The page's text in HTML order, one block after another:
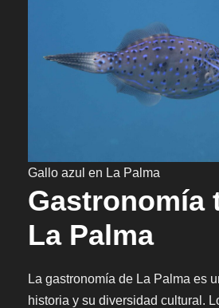
Gallo azul en La Palma
Gastronomía
La Palma
La gastronomía de La Palma es
historia y su diversidad cultural.